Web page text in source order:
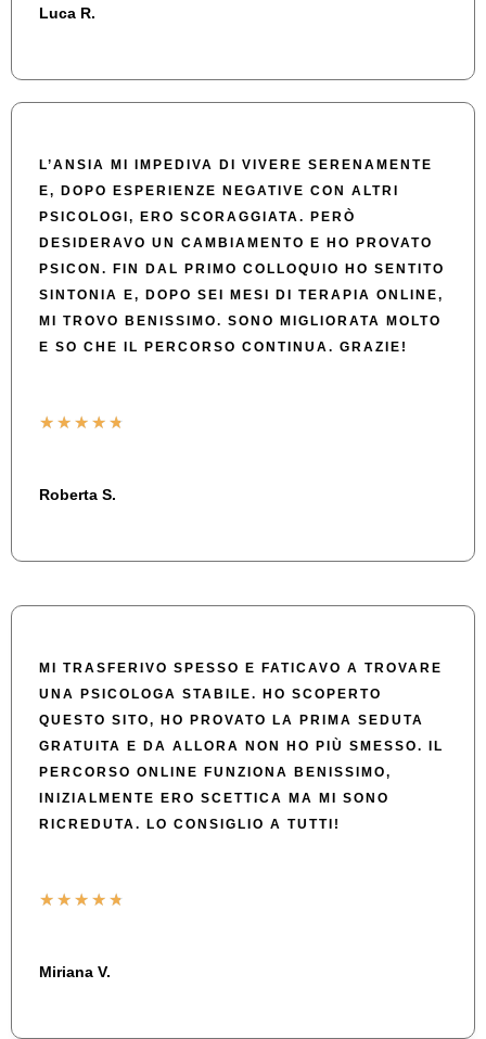
MI TRASFERIVO SPESSO E FATICAVO A TROVARE
UNA PSICOLOGA STABILE. HO SCOPERTO
QUESTO SITO, HO PROVATO LA PRIMA SEDUTA
GRATUITA E DA ALLORA NON HO PIÙ SMESSO. IL
PERCORSO ONLINE FUNZIONA BENISSIMO,
INIZIALMENTE ERO SCETTICA MA MI SONO
RICREDUTA. LO CONSIGLIO A TUTTI!
★ ★ ★ ★ ★
Miriana V.
Luca R.
L’ANSIA MI IMPEDIVA DI VIVERE SERENAMENTE
E, DOPO ESPERIENZE NEGATIVE CON ALTRI
PSICOLOGI, ERO SCORAGGIATA. PERÒ
DESIDERAVO UN CAMBIAMENTO E HO PROVATO
PSICON. FIN DAL PRIMO COLLOQUIO HO SENTITO
SINTONIA E, DOPO SEI MESI DI TERAPIA ONLINE,
MI TROVO BENISSIMO. SONO MIGLIORATA MOLTO
E SO CHE IL PERCORSO CONTINUA. GRAZIE!
★ ★ ★ ★ ★
Roberta S.